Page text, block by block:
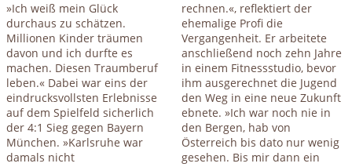
»Ich weiß mein Glück
durchaus zu schätzen.
Millionen Kinder träumen
davon und ich durfte es
machen. Diesen Traumberuf
leben.« Dabei war eins der
eindrucksvollsten Erlebnisse
auf dem Spielfeld sicherlich
der 4:1 Sieg gegen Bayern
München. »Karlsruhe war
damals nicht
rechnen.«, reflektiert der
ehemalige Profi die
Vergangenheit. Er arbeitete
anschließend noch zehn Jahre
in einem Fitnessstudio, bevor
ihm ausgerechnet die Jugend
den Weg in eine neue Zukunft
ebnete. »Ich war noch nie in
den Bergen, hab von
Österreich bis dato nur wenig
gesehen. Bis mir dann ein